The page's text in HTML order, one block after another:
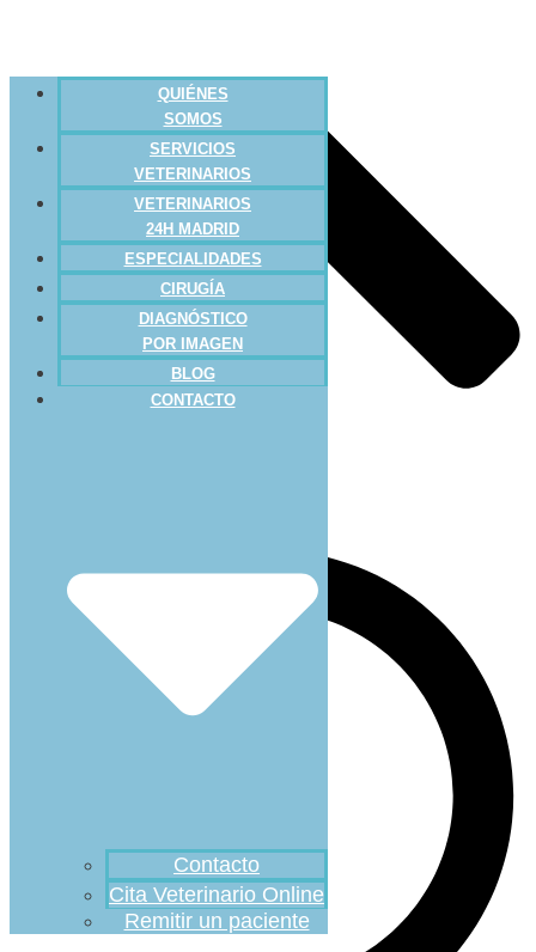
QUIÉNES
SOMOS
SERVICIOS
VETERINARIOS
VETERINARIOS
24H MADRID
ESPECIALIDADES
CIRUGÍA
DIAGNÓSTICO
POR IMAGEN
BLOG
CONTACTO
Contacto
Cita Veterinario Online
Remitir un paciente